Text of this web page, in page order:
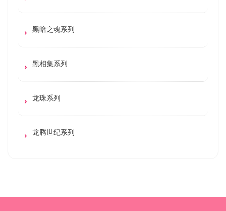
黑暗之魂系列
黑相集系列
龙珠系列
龙腾世纪系列